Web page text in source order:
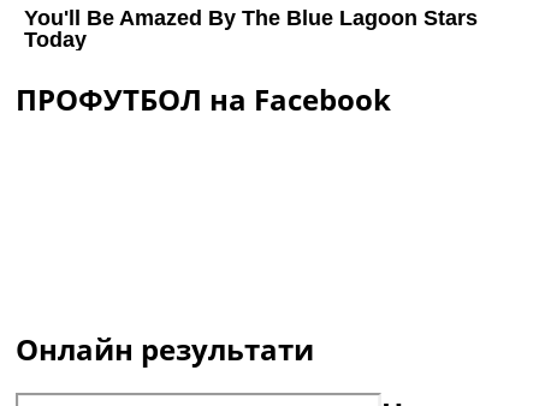
ПРОФУТБОЛ на Facebook
Онлайн результати